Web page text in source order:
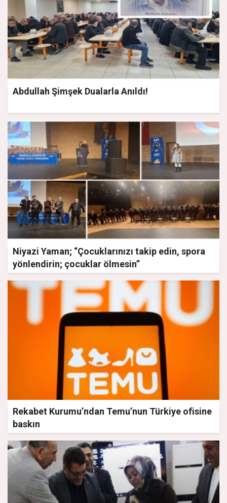
Abdullah Şimşek Dualarla Anıldı!
Niyazi Yaman; “Çocuklarınızı takip edin, spora
yönlendirin; çocuklar ölmesin”
Rekabet Kurumu’ndan Temu’nun Türkiye ofisine
baskın